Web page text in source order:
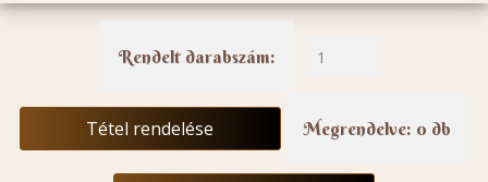
Rendelt darabszám:
Tétel rendelése Megrendelve: 0 db